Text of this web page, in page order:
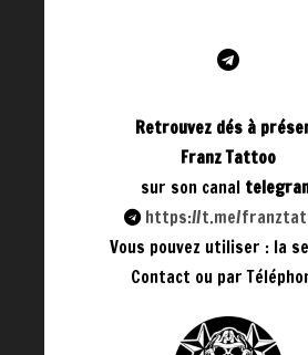
Retrouvez dés à
Franz Tattoo
sur son canal
https://t.me/
Vous pouvez utiliser : la
Contact ou par